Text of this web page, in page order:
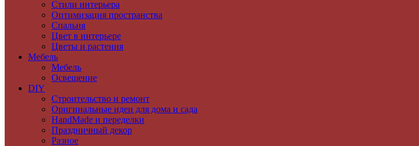
Стили интерьера
Оптимизация пространства
Спальня
Цвет в интерьере
Цветы и растения
Мебель
Мебель
Освещение
DIY
Строительство и ремонт
Оригинальные идеи для дома и сада
HandMade и переделки
Праздничный декор
Разное